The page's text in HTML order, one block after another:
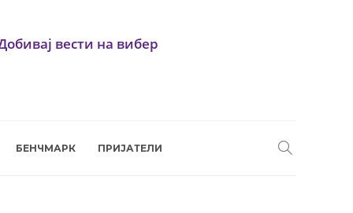
вести на вибер
БЕНЧМАРК ПРИЈАТЕЛИ